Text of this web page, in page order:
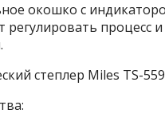
окошко с
регулировать процесс
степлер Miles TS-